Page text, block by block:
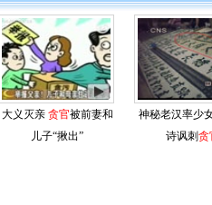
大义灭亲 贪官被前妻和
儿子“揪出”
神秘老汉率少
诗讽刺贪